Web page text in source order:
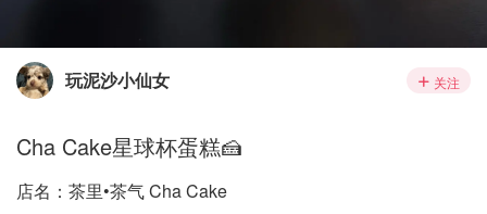
玩泥沙小仙女 关注
Cha Cake星球杯蛋糕🍰
店名：茶里•茶气 Cha Cake